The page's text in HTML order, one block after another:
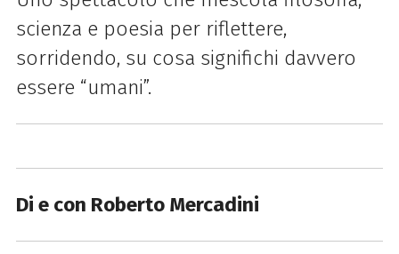
scienza e poesia per riflettere,
sorridendo, su cosa significhi davvero
essere “umani”.
Di e con Roberto Mercadini